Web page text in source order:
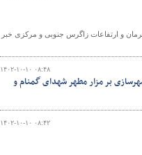
و ارتفاعات زاگرس جنوبی و مرکزی خبر
۱۴۰۲-۱۰-۱۰ ۰۸:۴۸
بر مزار مطهر شهدای گمنام و
۱۴۰۲-۱۰-۱۰ ۰۸:۴۲